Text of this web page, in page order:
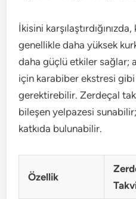
İkisini
genellikle daha yüksek
daha güçlü etkiler sağlar;
için karabiber ekstresi
gerektirebilir. Zerdeçal
bileşen yelpazesi
katkıda bulunabilir.
Özellik